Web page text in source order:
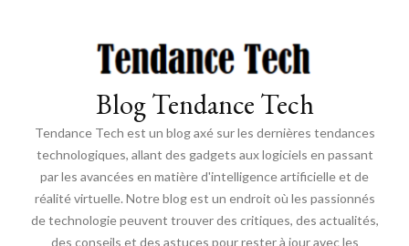
Blog Tendance Tech
Tendance Tech est un blog axé sur les dernières tendances
technologiques, allant des gadgets aux logiciels en passant
par les avancées en matière d'intelligence artificielle et de
réalité virtuelle. Notre blog est un endroit où les passionnés
de technologie peuvent trouver des critiques, des actualités,
des conseils et des astuces pour rester à jour avec les